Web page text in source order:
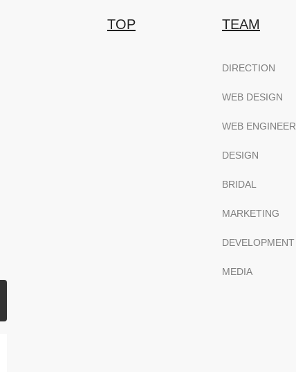
TOP TEAM
DIRECTION
WEB DESIGN
WEB ENGINEER
DESIGN
BRIDAL
MARKETING
DEVELOPMENT
MEDIA